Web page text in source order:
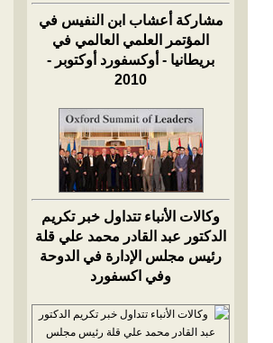
مشاركة أعشاب ابن النفيس في
المؤتمر العلمي العالمي في
بريطانيا - أوكسفورد أوكتوبر -
2010
وكالات الأنباء تتداول خبر تكريم
الدكتور عبد القادر محمد علي قلة
رئيس مجلس الإدارة في الدوحة
وفي اكسفورد